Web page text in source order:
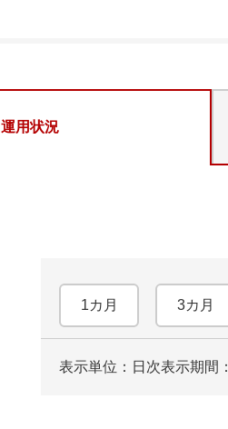
運用状況
1カ月 3カ月
表示単位：日次表示期間：